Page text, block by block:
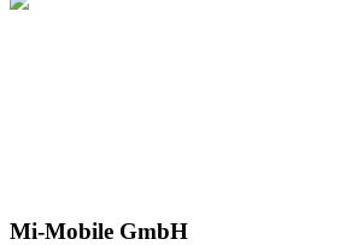
Mi-Mobile GmbH